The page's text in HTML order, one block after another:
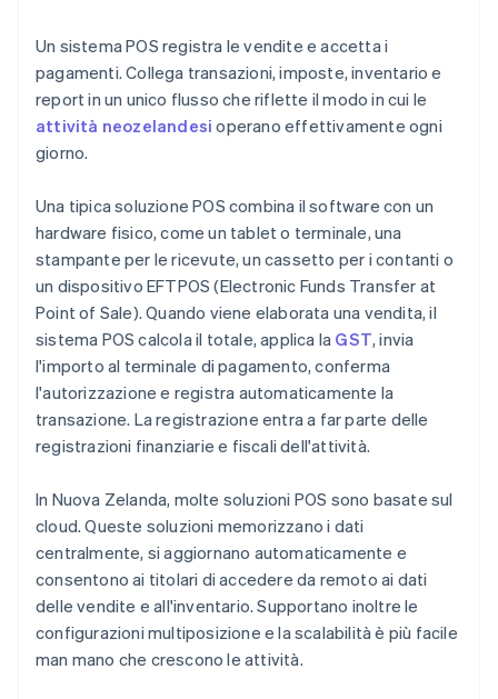
Un sistema POS registra le vendite e accetta i
pagamenti. Collega transazioni, imposte, inventario e
report in un unico flusso che riflette il modo in cui le
attività neozelandesi operano effettivamente ogni
giorno.
Una tipica soluzione POS combina il software con un
hardware fisico, come un tablet o terminale, una
stampante per le ricevute, un cassetto per i contanti o
un dispositivo EFTPOS (Electronic Funds Transfer at
Point of Sale). Quando viene elaborata una vendita, il
sistema POS calcola il totale, applica la GST, invia
l'importo al terminale di pagamento, conferma
l'autorizzazione e registra automaticamente la
transazione. La registrazione entra a far parte delle
registrazioni finanziarie e fiscali dell'attività.
In Nuova Zelanda, molte soluzioni POS sono basate sul
cloud. Queste soluzioni memorizzano i dati
centralmente, si aggiornano automaticamente e
consentono ai titolari di accedere da remoto ai dati
delle vendite e all'inventario. Supportano inoltre le
configurazioni multiposizione e la scalabilità è più facile
man mano che crescono le attività.